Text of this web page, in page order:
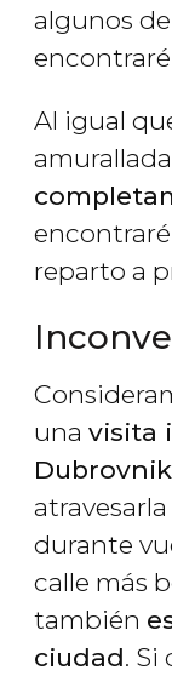
algunos
Al igual
reparto a
una visita
Dubrovnik
durante
calle más
también
ciudad. Si